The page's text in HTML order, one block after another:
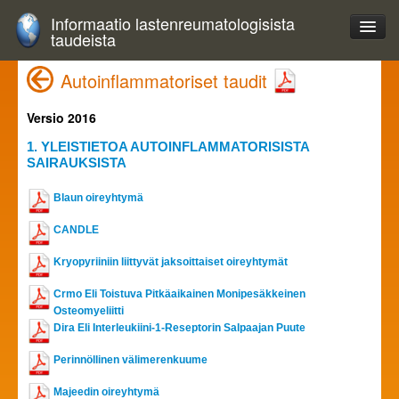
Informaatio lastenreumatologisista
taudeista
Autoinflammatoriset taudit
Versio 2016
1. YLEISTIETOA AUTOINFLAMMATORISISTA
SAIRAUKSISTA
Blaun oireyhtymä
CANDLE
Kryopyriiniin liittyvät jaksoittaiset oireyhtymät
Crmo Eli Toistuva Pitkäaikainen Monipesäkkeinen
Osteomyeliitti
Dira Eli Interleukiini-1-Reseptorin Salpaajan Puute
Perinnöllinen välimerenkuume
Majeedin oireyhtymä